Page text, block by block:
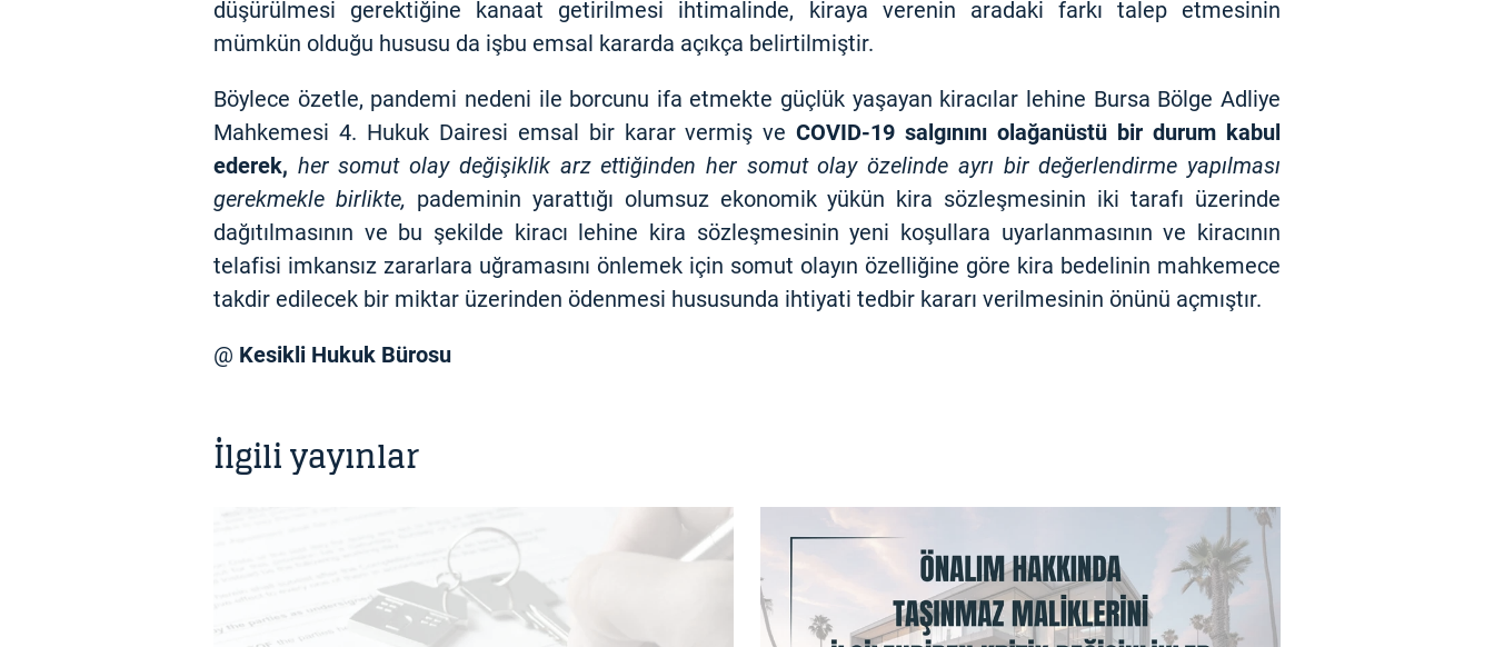
düşürülmesi gerektiğine kanaat getirilmesi ihtimalinde, kiraya verenin aradaki farkı talep etmesinin
mümkün olduğu hususu da işbu emsal kararda açıkça belirtilmiştir.
Böylece özetle, pandemi nedeni ile borcunu ifa etmekte güçlük yaşayan kiracılar lehine Bursa Bölge Adliye
Mahkemesi 4. Hukuk Dairesi emsal bir karar vermiş veCOVID-19 salgınını olağanüstü bir durum kabul
ederek, her somut olay değişiklik arz ettiğinden her somut olay özelinde ayrı bir değerlendirme yapılması
gerekmekle birlikte, pademinin yarattığı olumsuz ekonomik yükün kira sözleşmesinin iki tarafı üzerinde
dağıtılmasının ve bu şekilde kiracı lehine kira sözleşmesinin yeni koşullara uyarlanmasının ve kiracının
telafisi imkansız zararlara uğramasını önlemek için somut olayın özelliğine göre kira bedelinin mahkemece
takdir edilecek bir miktar üzerinden ödenmesi hususunda ihtiyati tedbir kararı verilmesinin önünü açmıştır.
@ Kesikli Hukuk Bürosu
İlgili yayınlar
HABER